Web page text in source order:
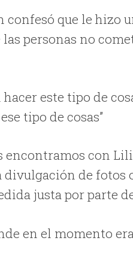
confesó que le hizo
personas no
este tipo de
tipo de cosas”
con
de fotos
justa por parte
en el momento